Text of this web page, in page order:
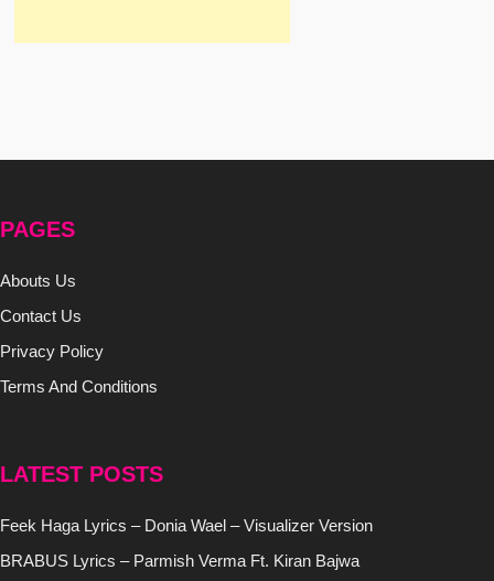
PAGES
Abouts Us
Contact Us
Privacy Policy
Terms And Conditions
LATEST POSTS
Feek Haga Lyrics – Donia Wael – Visualizer Version
BRABUS Lyrics – Parmish Verma Ft. Kiran Bajwa